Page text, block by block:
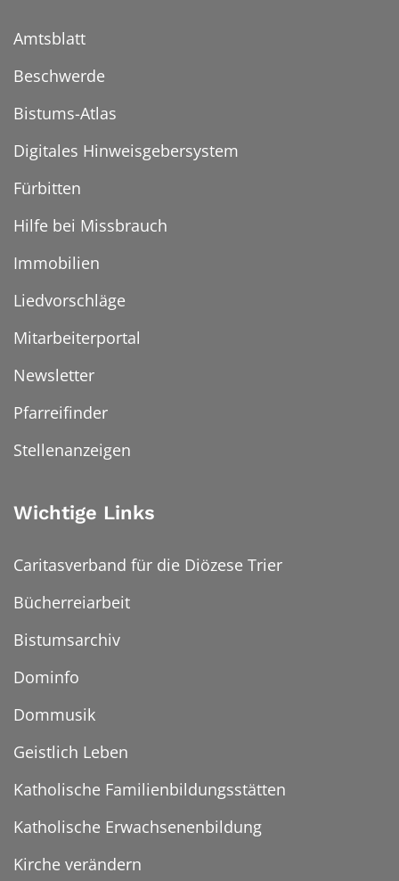
Amtsblatt
Beschwerde
Bistums-Atlas
Digitales Hinweisgebersystem
Fürbitten
Hilfe bei Missbrauch
Immobilien
Liedvorschläge
Mitarbeiterportal
Newsletter
Pfarreifinder
Stellenanzeigen
Wichtige Links
Caritasverband für die Diözese Trier
Bücherreiarbeit
Bistumsarchiv
Dominfo
Dommusik
Geistlich Leben
Katholische Familienbildungsstätten
Katholische Erwachsenenbildung
Kirche verändern